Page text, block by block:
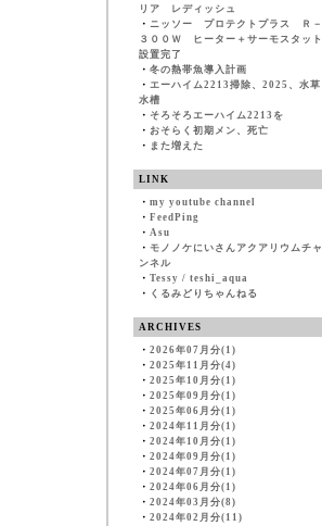
リア レディッシュ
・ ニッソー プロテクトプラス Ｒ－
３００Ｗ ヒーター＋サーモスタット
設置完了
・ 冬の熱帯魚導入計画
・ エーハイム2213掃除、2025、水草
水槽
・ そろそろエーハイム2213を
・ おそらく初期メン、死亡
・ また増えた
LINK
・ my youtube channel
・ FeedPing
・ Asu
・ モノノケにいさんアクアリウムチャ
ンネル
・ Tessy / teshi_aqua
・ くるみどりちゃんねる
ARCHIVES
・ 2026年07月分(1)
・ 2025年11月分(4)
・ 2025年10月分(1)
・ 2025年09月分(1)
・ 2025年06月分(1)
・ 2024年11月分(1)
・ 2024年10月分(1)
・ 2024年09月分(1)
・ 2024年07月分(1)
・ 2024年06月分(1)
・ 2024年03月分(8)
・ 2024年02月分(11)